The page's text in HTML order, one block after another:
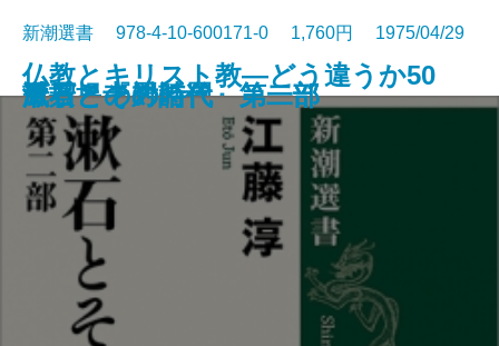
仏教とキリスト教―どう違うか50
のQ＆A―
謎とき『罪と罰』
唐招提寺への道
新潮選書 978-4-10-600171-0 1,760円 1975/04/29
漱石とその時代 第二部
漱石とその時代 第一部
風景との対話